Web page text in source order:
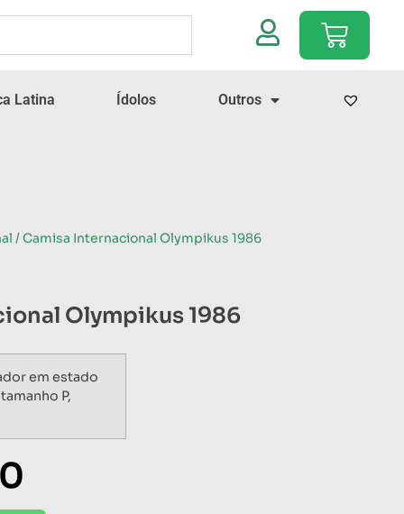
Latina Ídolos Outros
/ Camisa Internacional Olympikus 1986
Olympikus 1986
em estado
P,